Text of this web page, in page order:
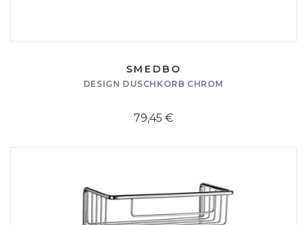
SMEDBO
DESIGN DUSCHKORB CHROM
79,45 €